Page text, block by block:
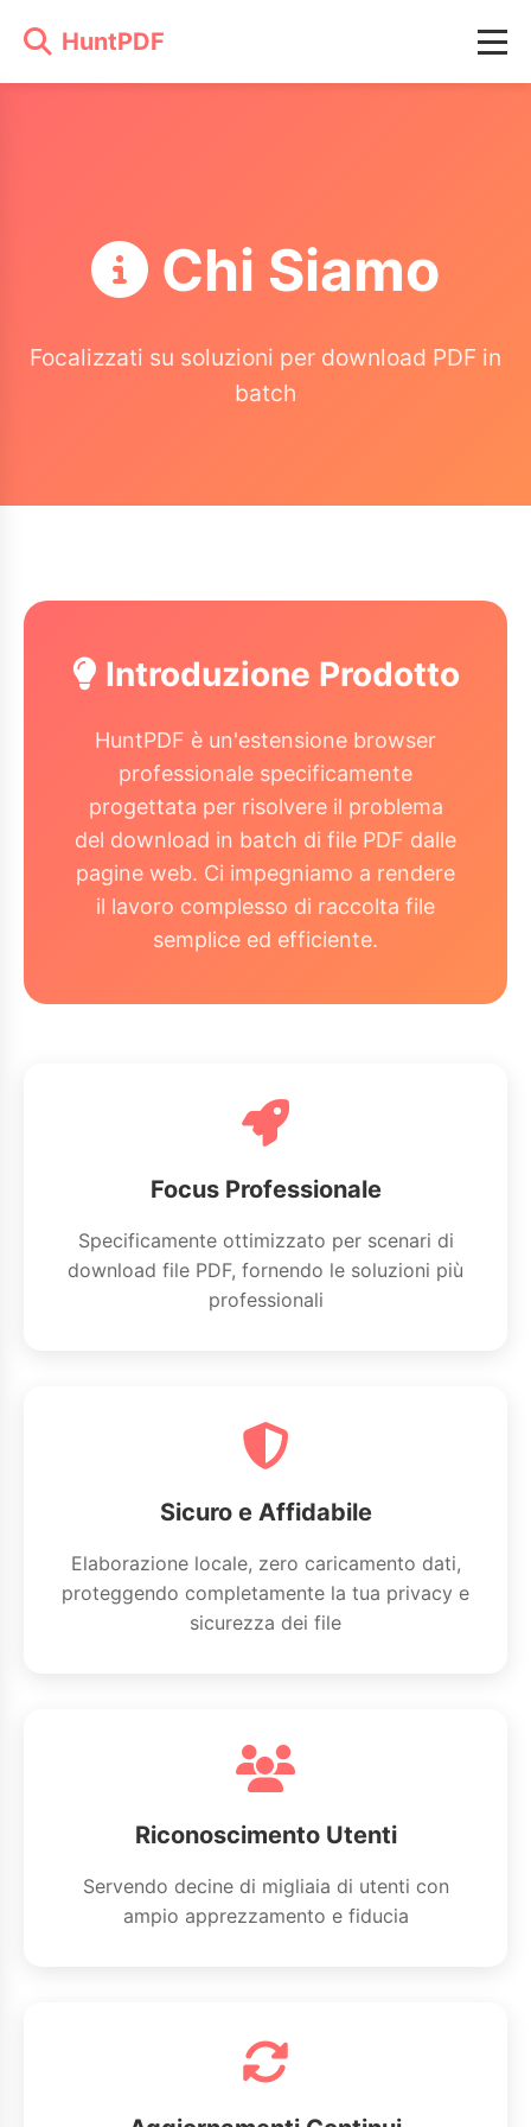
HuntPDF
Chi Siamo
Focalizzati su soluzioni per download PDF in
batch
Introduzione Prodotto
HuntPDF è un'estensione browser
professionale specificamente
progettata per risolvere il problema
del download in batch di file PDF dalle
pagine web. Ci impegniamo a rendere
il lavoro complesso di raccolta file
semplice ed efficiente.
Focus Professionale
Specificamente ottimizzato per scenari di
download file PDF, fornendo le soluzioni più
professionali
Sicuro e Affidabile
Elaborazione locale, zero caricamento dati,
proteggendo completamente la tua privacy e
sicurezza dei file
Riconoscimento Utenti
Servendo decine di migliaia di utenti con
ampio apprezzamento e fiducia